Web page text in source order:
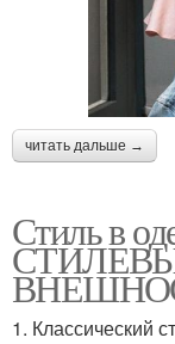
читать дальше →
Стиль в
1. Классический